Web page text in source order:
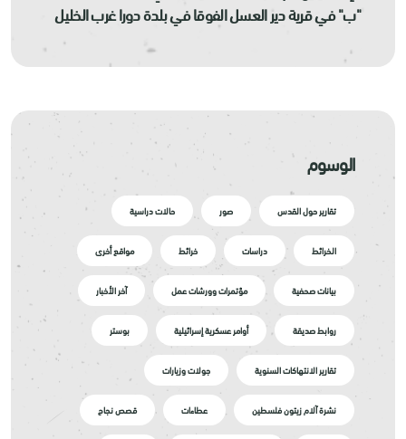
"ب" في قرية دير العسل الفوقا في بلدة دورا غرب الخليل
الوسوم
تقارير حول القدس صور حالات دراسية
الخرائط دراسات خرائط مواقع أخرى
بيانات صحفية مؤتمرات وورشات عمل آخر الأخبار
روابط صديقة أوامر عسكرية إسرائيلية بوستر
تقارير الانتهاكات السنوية جولات وزيارات
نشرة آلام زيتون فلسطين عطاءات قصص نجاح